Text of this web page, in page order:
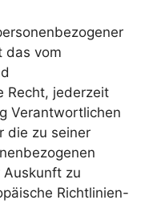
das vom
Recht, jederzeit
Verantwortlichen
die zu seiner
Auskunft zu
Richtlinien-